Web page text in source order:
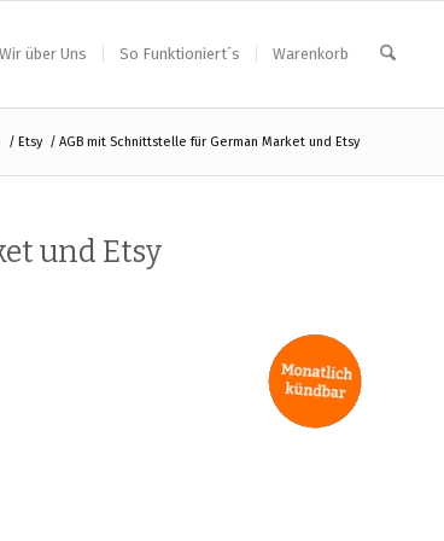
Wir über Uns So Funktioniert´s Warenkorb
/ Etsy / AGB mit Schnittstelle für German Market und Etsy
und Etsy